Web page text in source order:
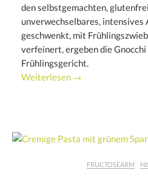
den selbstgemachten,
unverwechselbares, intensives
geschwenkt, mit
verfeinert, ergeben die
Frühlingsgericht.
Weiterlesen →
FRUCTOSEARM